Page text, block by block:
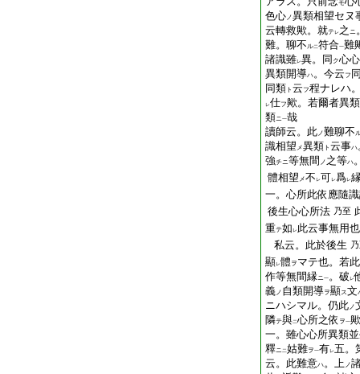
モ
色心ノ異類相望セヌ
云轉救歟。就テレ之 ニ
難。 聊不ル二符合一難
諸識雖レ異。同 ク心
異類開導ハ。 今云 フ
同類 ト 云 フ程ナレハ
レ仕フ歟。若爾者異
類ニ一哉
讀師云。此ノ難聊不
識相望 メ異類 ト 云事ハ
強チニ等無間 ノ 之等ハ
體相望 メ不 レ可レ爲レ
一。心所此依應隨
後生心心所法 乃至
重テ如 レ此云事無用也
私云。此於後生
顯レ體 ヲ マテ也。若
作等無間縁ニ一。破 レ
義ノ 自類開導ヲ顯ス文
ニハシマル。仍此ノ
隣テ與二心所之依 ヲ一歟
一。雖心心所異類
釋ニ二姑難ヲ一有レ五。
云。此難意ハ。上ノ